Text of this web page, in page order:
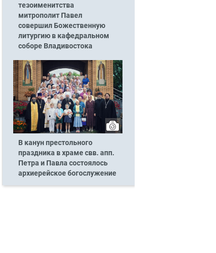
тезоименитства
митрополит Павел
совершил Божественную
литургию в кафедральном
соборе Владивостока
В канун престольного
праздника в храме свв. апп.
Петра и Павла состоялось
архиерейское богослужение